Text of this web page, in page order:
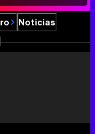
Noticias